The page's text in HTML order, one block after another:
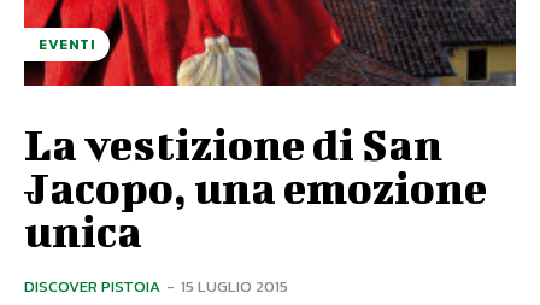
EVENTI
La vestizione di San
Jacopo, una emozione
unica
DISCOVER PISTOIA - 15 LUGLIO 2015